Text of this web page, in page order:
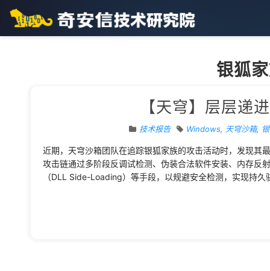
银狐
【天穹】层层递
技术报告 Windows, 天穹沙箱,
近期，天穹沙箱团队在追踪银狐家族的攻击活动时，发现其
攻击链通过多阶段反调试检测、伪装合法软件安装、内存反
（DLL Side-Loading）等手段，以规避安全检测，实现持久